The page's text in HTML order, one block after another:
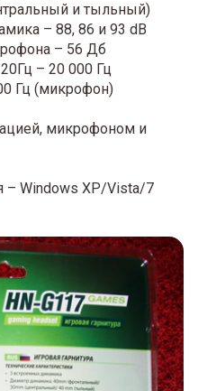
и тыльный)
– 88, 86 и 93 dB
– 56 Дб
– 20 000 Гц
Гц (микрофон)
микрофоном и
– Windows XP/Vista/7